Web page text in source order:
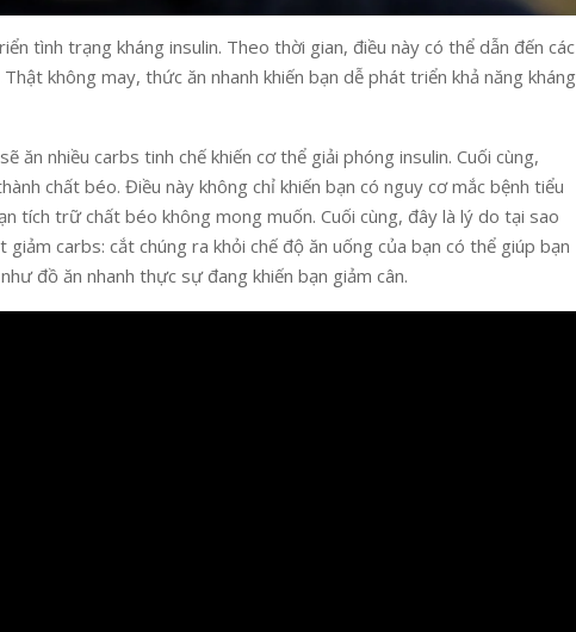
tình trạng kháng insulin. Theo thời gian, điều này có thể dẫn đến các
không may, thức ăn nhanh khiến bạn dễ phát triển khả năng kháng
nhiều carbs tinh chế khiến cơ thể giải phóng insulin. Cuối cùng,
chất béo. Điều này không chỉ khiến bạn có nguy cơ mắc bệnh tiểu
tích trữ chất béo không mong muốn. Cuối cùng, đây là lý do tại sao
giảm carbs: cắt chúng ra khỏi chế độ ăn uống của bạn có thể giúp bạn
đồ ăn nhanh thực sự đang khiến bạn giảm cân.